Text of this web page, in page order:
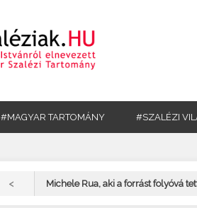
#MAGYAR TARTOMÁNY #SZALÉZI
< Michele Rua, aki a forrást folyóvá